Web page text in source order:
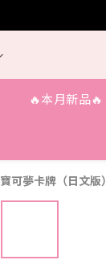
🔥本月新品🔥
寶可夢卡牌（日文版）